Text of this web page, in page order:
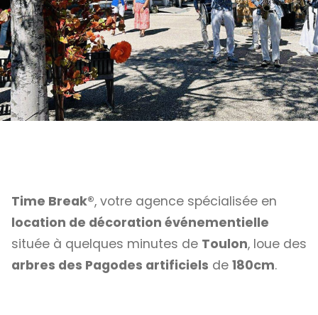
Time Break®, votre agence spécialisée en
location de décoration événementielle
située à quelques minutes de Toulon, loue des
arbres des Pagodes artificiels de 180cm.